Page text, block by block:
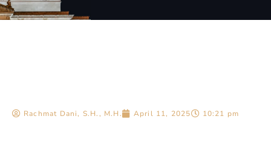
Rachmat Dani, S.H., M.H. April 11, 2025 10:21 pm